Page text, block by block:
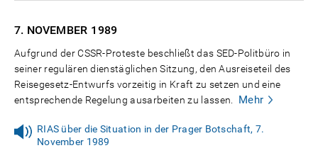
7. NOVEMBER 1989
Aufgrund der CSSR-Proteste beschließt das SED-Politbüro in
seiner regulären dienstäglichen Sitzung, den Ausreiseteil des
Reisegesetz-Entwurfs vorzeitig in Kraft zu setzen und eine
entsprechende Regelung ausarbeiten zu lassen.
Mehr
RIAS über die Situation in der Prager Botschaft, 7.
November 1989